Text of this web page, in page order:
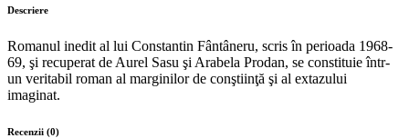
Descriere
Romanul inedit al lui Constantin Fântâneru, scris în perioada 1968-
69, şi recuperat de Aurel Sasu şi Arabela Prodan, se constituie într-
un veritabil roman al marginilor de conştiinţă şi al extazului
imaginat.
Recenzii (0)